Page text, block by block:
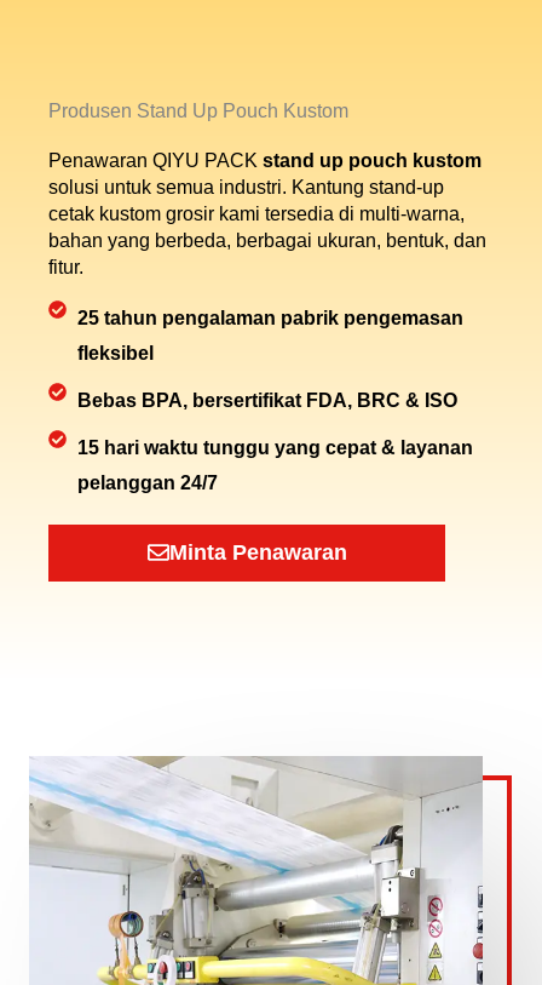
Produsen Stand Up Pouch Kustom
Penawaran QIYU PACK stand up pouch kustom
solusi untuk semua industri. Kantung stand-up
cetak kustom grosir kami tersedia di multi-warna,
bahan yang berbeda, berbagai ukuran, bentuk, dan
fitur.
25 tahun pengalaman pabrik pengemasan
fleksibel
Bebas BPA, bersertifikat FDA, BRC & ISO
15 hari waktu tunggu yang cepat & layanan
pelanggan 24/7
Minta Penawaran